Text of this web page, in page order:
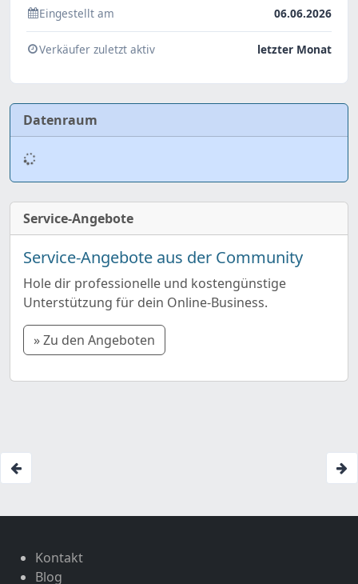
Eingestellt am 06.06.2026
Verkäufer zuletzt aktiv letzter Monat
Datenraum
Service-Angebote
Service-Angebote aus der Community
Hole dir professionelle und kostengünstige
Unterstützung für dein Online-Business.
» Zu den Angeboten
Kontakt
Blog